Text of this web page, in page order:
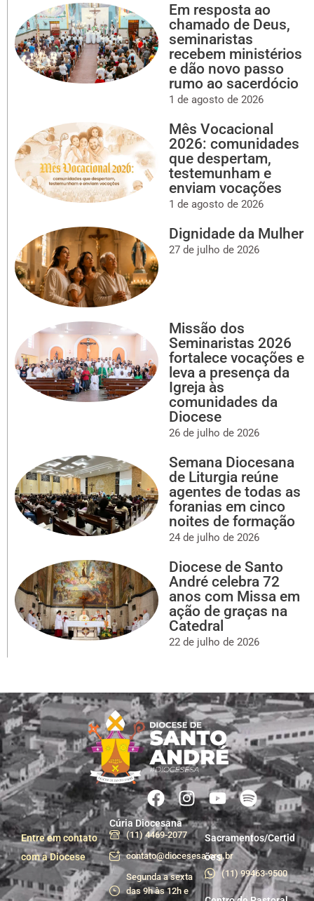
Em resposta ao
chamado de Deus,
seminaristas
recebem ministérios
e dão novo passo
rumo ao sacerdócio
1 de agosto de 2026
Mês Vocacional
2026: comunidades
que despertam,
testemunham e
enviam vocações
1 de agosto de 2026
Dignidade da Mulher
27 de julho de 2026
Missão dos
Seminaristas 2026
fortalece vocações e
leva a presença da
Igreja às
comunidades da
Diocese
26 de julho de 2026
Semana Diocesana
de Liturgia reúne
agentes de todas as
foranias em cinco
noites de formação
24 de julho de 2026
Diocese de Santo
André celebra 72
anos com Missa em
ação de graças na
Catedral
22 de julho de 2026
Entre em contato
com a Diocese
Cúria Diocesana
(11) 4469-2077
contato@diocesesa.org.br
Segunda a sexta
das 9h às 12h e
Sacramentos/Certid
ões
(11) 99463-9500